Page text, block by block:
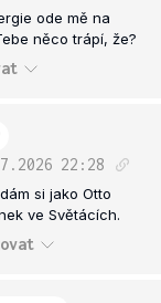
ode mě na
něco trápí, že?
22:28
si jako Otto
ve Světácích.